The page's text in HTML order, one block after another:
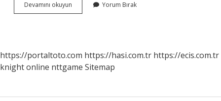
Devamını okuyun
Ne
Yorum Bırak
https://portaltoto.com https://hasi.com.tr https://ecis.com.tr
knight online nttgame Sitemap